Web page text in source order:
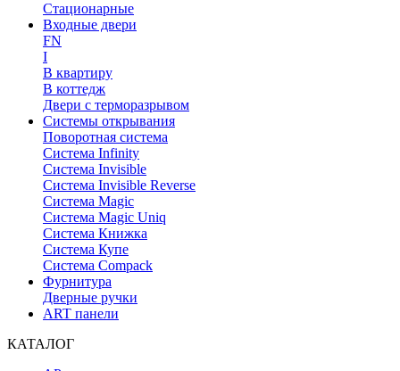
Стационарные
Входные двери
FN
I
В квартиру
В коттедж
Двери с терморазрывом
Системы открывания
Поворотная система
Система Infinity
Система Invisible
Система Invisible Reverse
Система Magic
Система Magic Uniq
Система Книжка
Система Купе
Система Compack
Фурнитура
Дверные ручки
ART панели
КАТАЛОГ